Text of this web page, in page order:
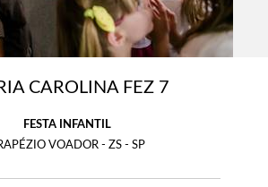
CAROLINA FEZ 7
FESTA INFANTIL
VOADOR - ZS - SP